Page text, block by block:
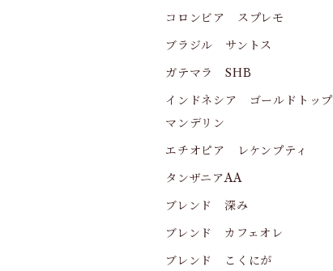
コロンビア スプレモ
ブラジル サントス
ガテマラ SHB
インドネシア ゴールドトップ
マンデリン
エチオピア レケンプティ
タンザニアAA
ブレンド 深み
ブレンド カフェオレ
ブレンド こくにが